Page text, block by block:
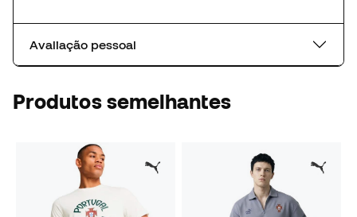
Avaliação pessoal
Produtos semelhantes